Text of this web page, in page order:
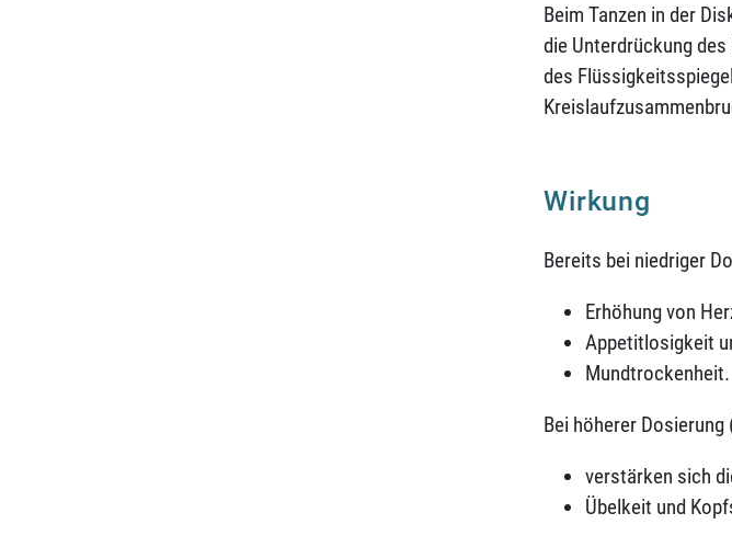
Beim Tanzen in der
die Unterdrückung
des
Wirkung
Bereits bei niedriger
Erhöhung von
Appetitlosigkeit
Mundtrockenheit.
Bei höherer Dosierung
verstärken sich
Übelkeit und